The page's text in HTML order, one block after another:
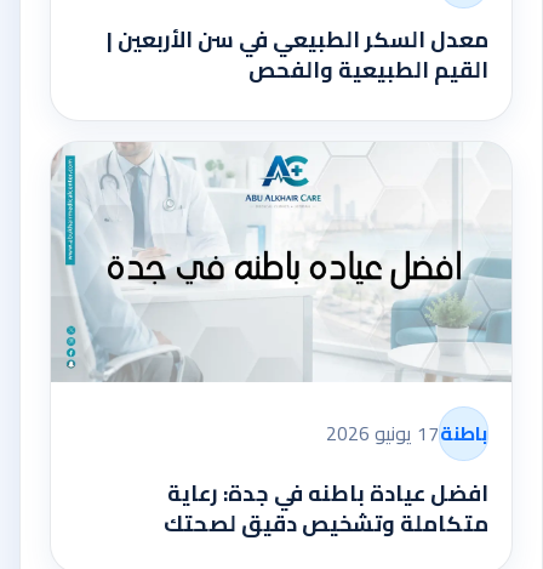
معدل السكر الطبيعي في سن الأربعين |
القيم الطبيعية والفحص
باطنة17 يونيو 2026
افضل عيادة باطنه في جدة: رعاية
متكاملة وتشخيص دقيق لصحتك